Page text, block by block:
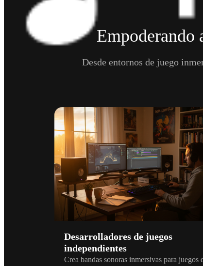
Empoderando
Desde entornos de juego
Desarrolladores de juegos
independientes
Crea bandas sonoras inmersivas para juegos